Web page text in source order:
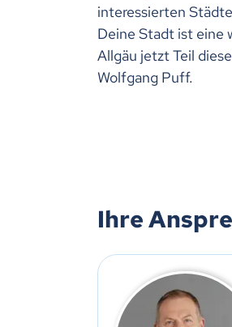
interessierten
Deine Stadt ist eine
Allgäu jetzt Teil
Wolfgang Puff.
Ihre